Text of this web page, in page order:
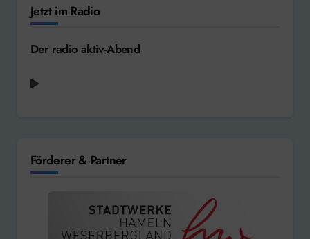
Jetzt im Radio
Der radio aktiv-Abend
Förderer & Partner